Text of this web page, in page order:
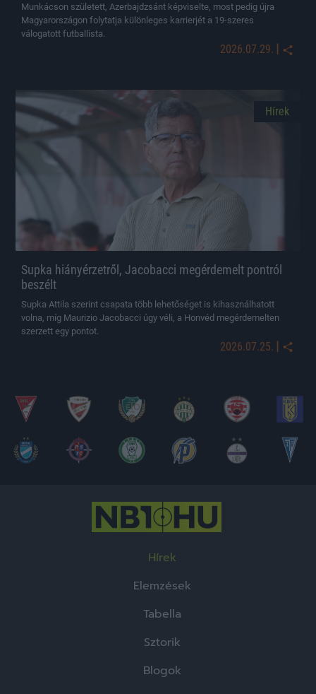
Munkácson született, Azerbajdzsánt képviselte, most pedig újra
Magyarországon folytatja különleges karrierjét a 19-szeres
válogatott futballista.
2026.07.29. |
Hírek
Supka hiányérzetről, Jacobacci megérdemelt pontról
beszélt
Supka Attila szerint csapata több lehetőséget is kihasználhatott
volna, míg Maurizio Jacobacci úgy véli, a Honvéd megérdemelten
szerzett egy pontot.
2026.07.25. |
Hírek
Elemzések
Tabella
Sztorik
Blogok